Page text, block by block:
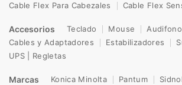
Cable Flex Para Cabezales
Cable Flex
Accesorios Teclado Mouse
Cables y Adaptadores
Estabilizadores
UPS | Regletas
Marcas Konica Minolta Pantum